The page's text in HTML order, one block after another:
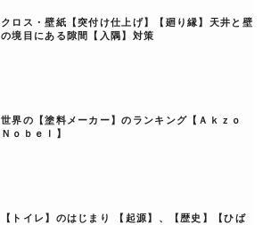
クロス・壁紙【突付け仕上げ】【廻り縁】天井と壁
の境目にある隙間【入隅】対策
世界の【塗料メーカー】のランキング【Ａｋｚｏ
Ｎｏｂｅｌ】
【トイレ】のはじまり 【起源】、【歴史】【ひば